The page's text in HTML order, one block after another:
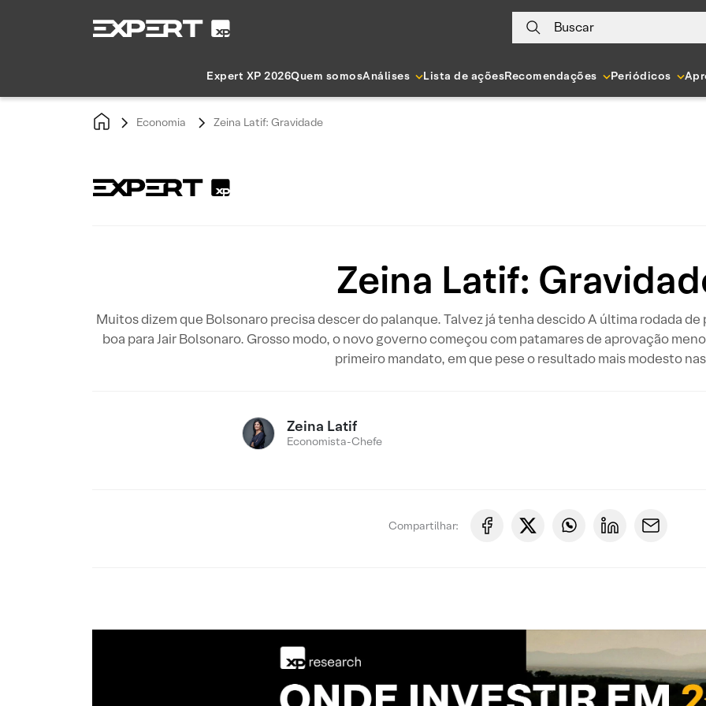
Buscar
Expert XP 2026Quem somosAnálises Lista de açõesRecomendações Periódicos
Economia Zeina Latif: Gravidade
Zeina Latif:
Muitos dizem que Bolsonaro precisa descer do palanque. Talvez já tenha descido A última rodada
boa para Jair Bolsonaro. Grosso modo, o novo governo começou com patamares de aprovação
primeiro mandato, em que pese o resultado mais modesto
Zeina Latif
Economista-Chefe
Compartilhar: